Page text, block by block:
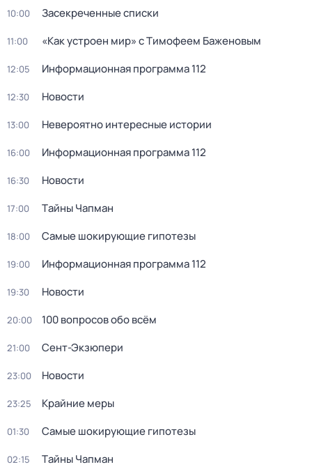
10:00 Заcекрeченные списки
11:00 «Как устроен мир» с Тимофеем Баженовым
12:05 Информационная программа 112
12:30 Новости
13:00 Невероятно интересные истории
16:00 Информационная программа 112
16:30 Новости
17:00 Тaйны Чапман
18:00 Самые шoкиpующие гипотезы
19:00 Информационная программа 112
19:30 Новости
20:00 100 вопросов обо всём
21:00 Сент-Экзюпери
23:00 Новости
23:25 Крайние меры
01:30 Самые шoкиpующие гипотезы
02:15 Тaйны Чапман